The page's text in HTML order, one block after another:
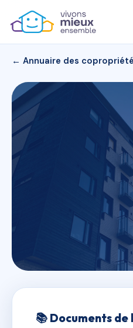
← Annuaire des
SDC 12 RUE
📚 Documents